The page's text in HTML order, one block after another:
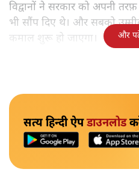
विद्वानों ने सरकार को अपनी
भी सौंप दिए थे। और सबको
कमाल शुरू हो जाएगा।
और
सत्य हिन्दी ऐपडाउनलोड